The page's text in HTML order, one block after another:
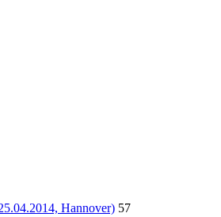
Hannover) 57